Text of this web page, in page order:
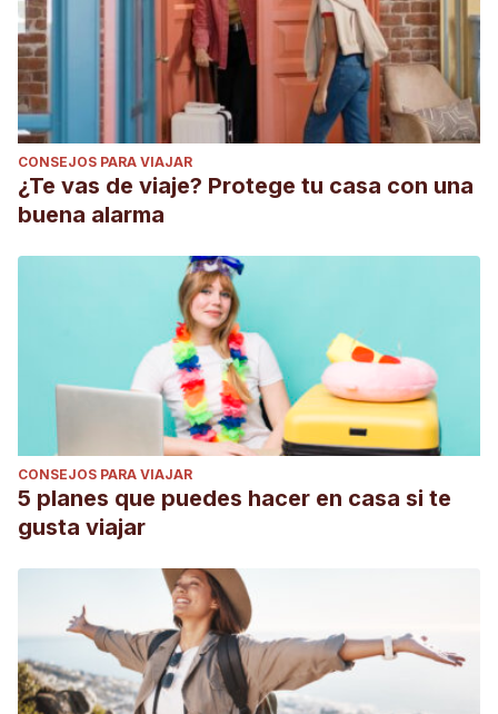
CONSEJOS PARA VIAJAR
¿Te vas de viaje? Protege tu casa con una
buena alarma
CONSEJOS PARA VIAJAR
5 planes que puedes hacer en casa si te
gusta viajar